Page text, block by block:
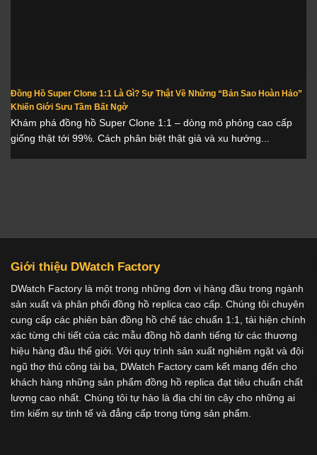
Đồng Hồ Super Clone 1:1 Là Gì? Sự Thật Về Những “Bản Sao Hoàn Hảo”
Khiến Giới Sưu Tầm Bất Ngờ
Khám phá đồng hồ Super Clone 1:1 – dòng mô phỏng cao cấp
giống thật tới 99%. Cách phân biệt thật giả và xu hướng...
Giới thiệu DWatch Factory
DWatch Factory là một trong những đơn vị hàng đầu trong ngành
sản xuất và phân phối đồng hồ replica cao cấp. Chúng tôi chuyên
cung cấp các phiên bản đồng hồ chế tác chuẩn 1:1, tái hiện chính
xác từng chi tiết của các mẫu đồng hồ danh tiếng từ các thương
hiệu hàng đầu thế giới. Với quy trình sản xuất nghiêm ngặt và đội
ngũ thợ thủ công tài ba, DWatch Factory cam kết mang đến cho
khách hàng những sản phẩm đồng hồ replica đạt tiêu chuẩn chất
lượng cao nhất. Chúng tôi tự hào là địa chỉ tin cậy cho những ai
tìm kiếm sự tinh tế và đẳng cấp trong từng sản phẩm.